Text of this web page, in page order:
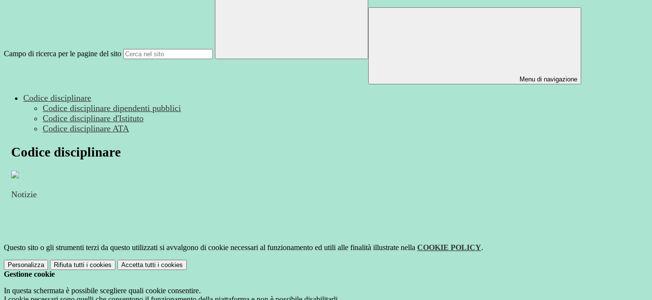
Campo di ricerca per le pagine del sito
Menu di navigazione
Codice disciplinare
Codice disciplinare dipendenti pubblici
Codice disciplinare d'Istituto
Codice disciplinare ATA
Codice disciplinare
Notizie
Questo sito o gli strumenti terzi da questo utilizzati si avvalgono di cookie necessari al funzionamento ed utili alle finalità illustrate nella COOKIE POLICY.
Personalizza Rifiuta tutti i cookies Accetta tutti i cookies
Gestione cookie
In questa schermata è possibile scegliere quali cookie consentire.